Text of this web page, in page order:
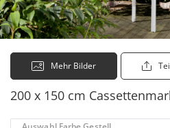
Mehr Bilder
200 x 150 cm